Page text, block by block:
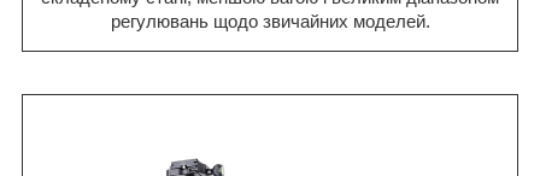
регулювань щодо звичайних моделей.